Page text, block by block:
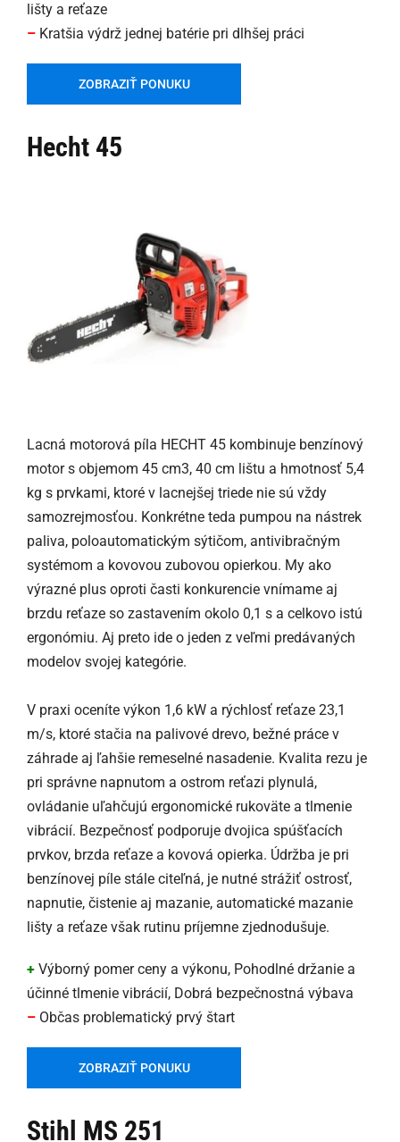
lišty a reťaze
– Kratšia výdrž jednej batérie pri dlhšej práci
ZOBRAZIŤ PONUKU
Hecht 45
Lacná motorová píla HECHT 45 kombinuje benzínový
motor s objemom 45 cm3, 40 cm lištu a hmotnosť 5,4
kg s prvkami, ktoré v lacnejšej triede nie sú vždy
samozrejmosťou. Konkrétne teda pumpou na nástrek
paliva, poloautomatickým sýtičom, antivibračným
systémom a kovovou zubovou opierkou. My ako
výrazné plus oproti časti konkurencie vnímame aj
brzdu reťaze so zastavením okolo 0,1 s a celkovo istú
ergonómiu. Aj preto ide o jeden z veľmi predávaných
modelov svojej kategórie.
V praxi oceníte výkon 1,6 kW a rýchlosť reťaze 23,1
m/s, ktoré stačia na palivové drevo, bežné práce v
záhrade aj ľahšie remeselné nasadenie. Kvalita rezu je
pri správne napnutom a ostrom reťazi plynulá,
ovládanie uľahčujú ergonomické rukoväte a tlmenie
vibrácií. Bezpečnosť podporuje dvojica spúšťacích
prvkov, brzda reťaze a kovová opierka. Údržba je pri
benzínovej píle stále citeľná, je nutné strážiť ostrosť,
napnutie, čistenie aj mazanie, automatické mazanie
lišty a reťaze však rutinu príjemne zjednodušuje.
+ Výborný pomer ceny a výkonu, Pohodlné držanie a
účinné tlmenie vibrácií, Dobrá bezpečnostná výbava
– Občas problematický prvý štart
ZOBRAZIŤ PONUKU
Stihl MS 251